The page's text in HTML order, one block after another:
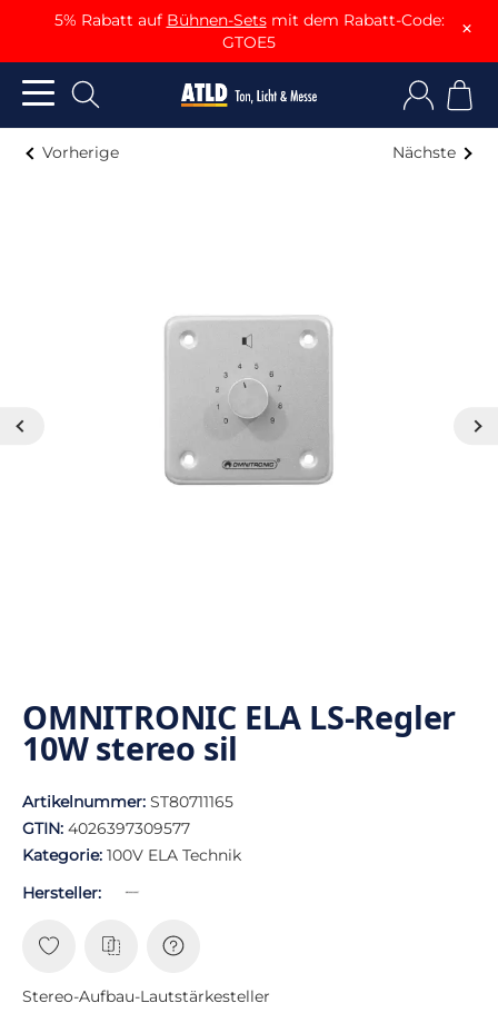
5% Rabatt auf Bühnen-Setsmit dem Rabatt-Code:
GTOE5
×
Vorherige Nächste
OMNITRONIC ELA LS-Regler
10W stereo sil
Artikelnummer: ST80711165
GTIN: 4026397309577
Kategorie: 100V ELA Technik
Hersteller:
Stereo-Aufbau-Lautstärkesteller